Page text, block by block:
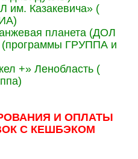
им. Казакевича» (
планета (ДОЛ
(программы ГРУППА и
+» Ленобласть (
И ОПЛАТЫ
С КЕШБЭКОМ